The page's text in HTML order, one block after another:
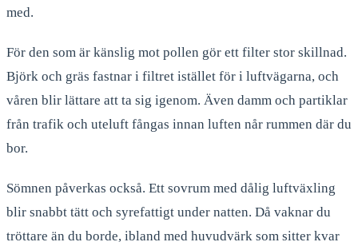
med.
För den som är känslig mot pollen gör ett filter stor skillnad.
Björk och gräs fastnar i filtret istället för i luftvägarna, och
våren blir lättare att ta sig igenom. Även damm och partiklar
från trafik och uteluft fångas innan luften når rummen där du
bor.
Sömnen påverkas också. Ett sovrum med dålig luftväxling
blir snabbt tätt och syrefattigt under natten. Då vaknar du
tröttare än du borde, ibland med huvudvärk som sitter kvar